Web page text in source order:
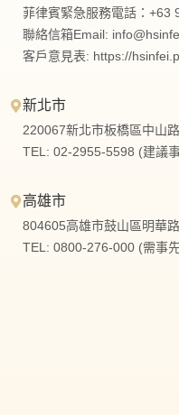
菲律賓緊急服務電話：+63
聯絡信箱Email:
客戶意見表: https://
新北市
220067新北市板橋區中山
TEL: 02-2955-5598 (建議
高雄市
804605高雄市鼓山區明華
TEL: 0800-276-000 (需事